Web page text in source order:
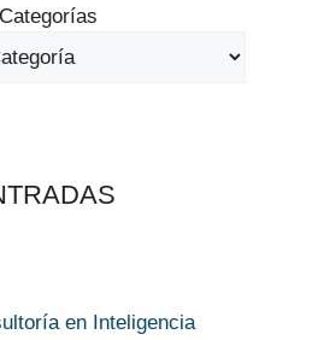
Categorías
en Inteligencia